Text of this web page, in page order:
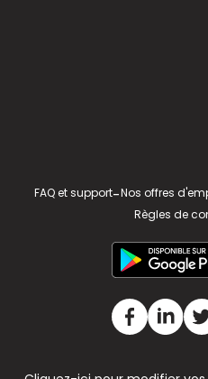
FAQ et support-Nos offres
Règles de